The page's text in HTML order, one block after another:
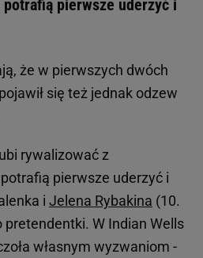
pierwsze uderzyć i
że w pierwszych dwóch
się też jednak odzew
rywalizować z
pierwsze uderzyć i
i Jelena Rybakina (10.
pretendentki. W Indian Wells
własnym wyzwaniom -